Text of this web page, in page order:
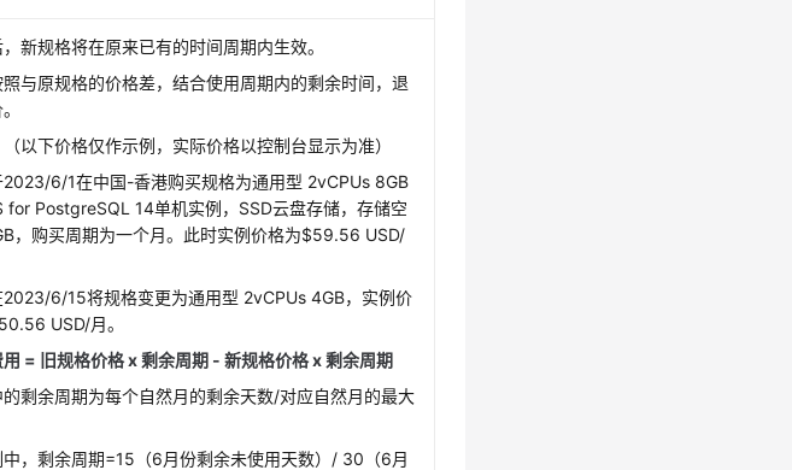
新规格将在原来已有的时间周期内生效。
照与原规格的价格差，结合使用周期内的剩余时间，退
以下价格仅作示例，实际价格以控制台显示为准）
2023/6/1在中国-香港购买规格为通用型 2vCPUs 8GB
for PostgreSQL 14单机实例，SSD云盘存储，存储空
，购买周期为一个月。此时实例价格为$59.56 USD/
2023/6/15将规格变更为通用型 2vCPUs 4GB，实例价
USD/月。
= 旧规格价格 x 剩余周期 - 新规格价格 x 剩余周期
的剩余周期为每个自然月的剩余天数/对应自然月的最大
中，剩余周期=15（6月份剩余未使用天数）/ 30（6月